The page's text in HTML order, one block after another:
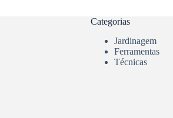
Categorias
Jardinagem
Ferramentas
Técnicas